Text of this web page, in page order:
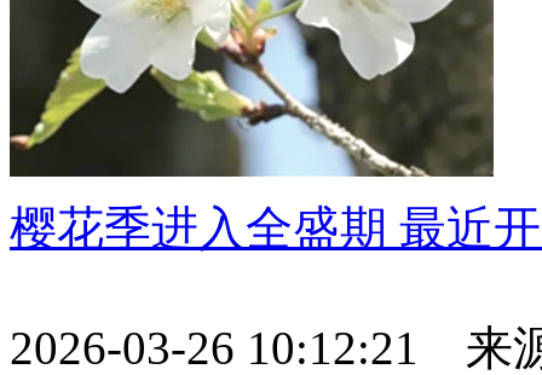
樱花季进入全盛期 最近
2026-03-26 10:12:21 来